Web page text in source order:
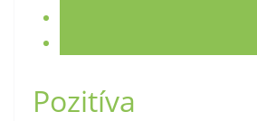
Pozitíva